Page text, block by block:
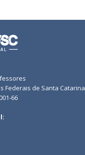
Federais de Santa Catarina
66